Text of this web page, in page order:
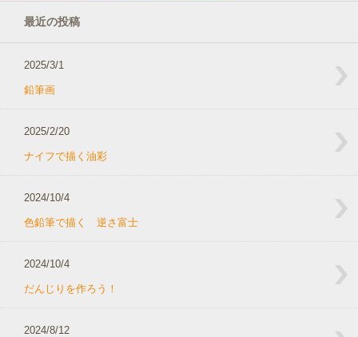
最近の投稿
2025/3/1
鉛筆画
2025/2/20
ナイフで描く油彩
2024/10/4
色鉛筆で描く 逆さ富士
2024/10/4
だんじりを作ろう！
2024/8/12